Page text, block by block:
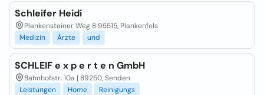
Schleifer Heidi
Plankensteiner Weg 8 95515, Plankenfels
Medizin
Ärzte und
SCHLEIF e x p e r t e n GmbH
Bahnhofstr. 10a | 89250, Senden
Leistungen
Home Reinigungs